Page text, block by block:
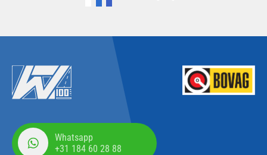
Whatsapp
+31 184 60 28 88